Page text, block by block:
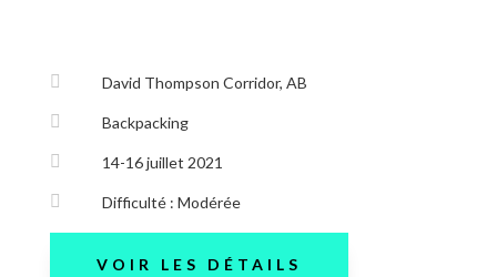
 David Thompson Corridor, AB
 Backpacking
 14-16 juillet 2021
 Difficulté : Modérée
VOIR LES DÉTAILS